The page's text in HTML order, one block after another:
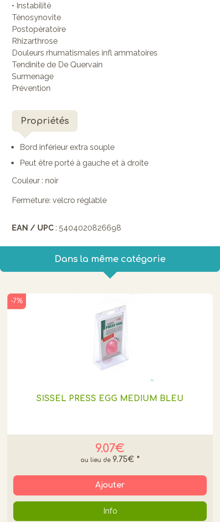
• Instabilité
Ténosynovite
Postopératoire
Rhizarthrose
Douleurs rhumatismales infl ammatoires
Tendinite de De Quervain
Surmenage
Prévention
Propriétés
Bord inférieur extra souple
Peut être porté à gauche et à droite
Couleur : noir
Fermeture: velcro réglable
EAN / UPC : 5404020826698
Dans la même catégorie
SISSEL PRESS EGG MEDIUM BLEU
9.07€
-7%
9.75€ *
Ajouter
Info